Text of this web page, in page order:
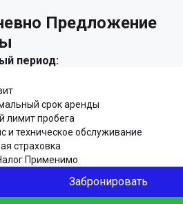
период:
срок аренды
лимит пробега
и техническое обслуживание
страховка
Применимо
Забронировать